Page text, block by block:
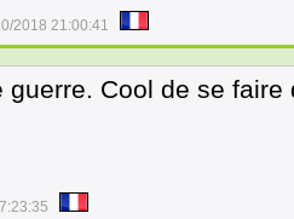
2018 21:00:41
guerre. Cool de se